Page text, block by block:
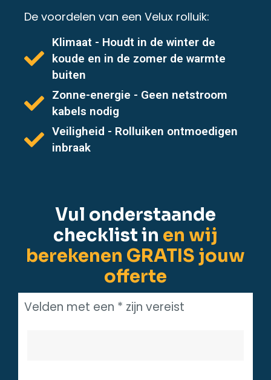
De voordelen van een Velux rolluik:
Klimaat - Houdt in de winter de
koude en in de zomer de warmte
buiten
Zonne-energie - Geen netstroom
kabels nodig
Veiligheid - Rolluiken ontmoedigen
inbraak
Vul onderstaande
checklist in en wij
berekenen GRATIS jouw
offerte
Velden met een * zijn vereist